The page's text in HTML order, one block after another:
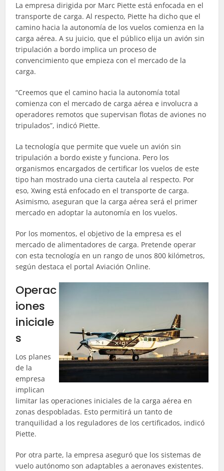
La empresa dirigida por Marc Piette está enfocada en el
transporte de carga. Al respecto, Piette ha dicho que el
camino hacia la autonomía de los vuelos comienza en la
carga aérea. A su juicio, que el público elija un avión sin
tripulación a bordo implica un proceso de
convencimiento que empieza con el mercado de la
carga.
“Creemos que el camino hacia la autonomía total
comienza con el mercado de carga aérea e involucra a
operadores remotos que supervisan flotas de aviones no
tripulados”, indicó Piette.
La tecnología que permite que vuele un avión sin
tripulación a bordo existe y funciona. Pero los
organismos encargados de certificar los vuelos de este
tipo han mostrado una cierta cautela al respecto. Por
eso, Xwing está enfocado en el transporte de carga.
Asimismo, aseguran que la carga aérea será el primer
mercado en adoptar la autonomía en los vuelos.
Por los momentos, el objetivo de la empresa es el
mercado de alimentadores de carga. Pretende operar
con esta tecnología en un rango de unos 800 kilómetros,
según destaca el portal Aviación Online.
Operac
iones
iniciale
s
Los planes
de la
empresa
implican
limitar las operaciones iniciales de la carga aérea en
zonas despobladas. Esto permitirá un tanto de
tranquilidad a los reguladores de los certificados, indicó
Piette.
Por otra parte, la empresa aseguró que los sistemas de
vuelo autónomo son adaptables a aeronaves existentes.